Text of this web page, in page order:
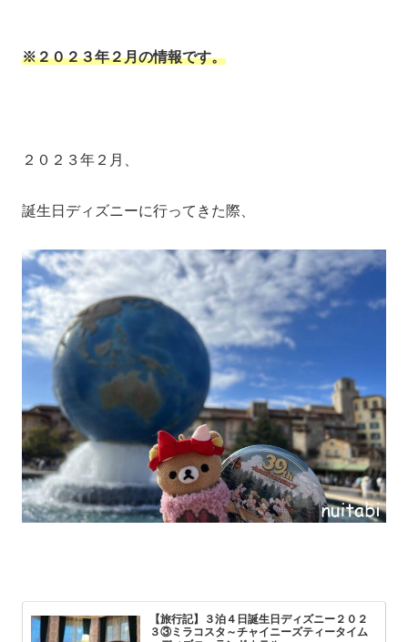
※２０２３年２月の情報です。
２０２３年２月、
誕生日ディズニーに行ってきた際、
【旅行記】３泊４日誕生日ディズニー２０２
３③ミラコスタ～チャイニーズティータイム